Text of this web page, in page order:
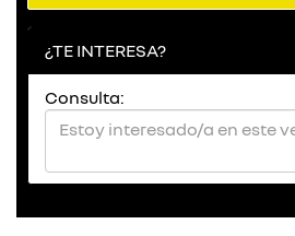
¿TE INTERESA?
Consulta: